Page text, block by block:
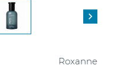

Roxanne